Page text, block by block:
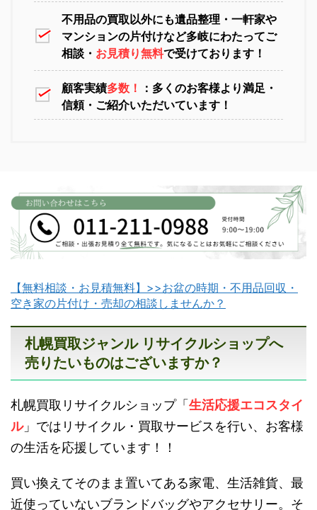
苫小牧不用品回収 室蘭不用品回収
滝川不用品回収 新十津川不用品回収
砂川不用品回収 帯広・十勝不用品回収
不用品の買取以外にも遺品整理・一軒家や
マンションの片付けなど多岐にわたってご
相談・ お見積り無料で受けております！
顧客実績多数！
：多くのお客様より満足・
信頼・ご紹介いただいています！
【無料相談・お見積無料】>>お盆の時期・不用品回収・
空き家の片付け・売却の相談しませんか？
札幌買取ジャンル リサイクルショップへ
売りたいものはございますか？
札幌買取リサイクルショップ「 生活応援エコスタイ
ル」ではリサイクル・買取サービスを行い、お客様
の生活を応援しています！！
買い換えてそのまま置いてある家電、生活雑貨、最
近使っていないブランドバッグやアクセサリー。そ